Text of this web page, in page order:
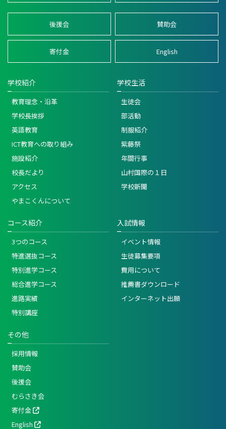
後援会 賛助会
寄付金 English
学校紹介
教育理念・沿革
学校長挨拶
英語教育
ICT教育への取り組み
施設紹介
校長だより
アクセス
やまこくんについて
学校生活
生徒会
部活動
制服紹介
紫藤祭
年間行事
山村国際の１日
学校新聞
コース紹介
3つのコース
特進選抜コース
特別進学コース
総合進学コース
進路実績
特別講座
入試情報
イベント情報
生徒募集要項
費用について
推薦書ダウンロード
インターネット出願
その他
採用情報
賛助会
後援会
むらさき会
寄付金
English